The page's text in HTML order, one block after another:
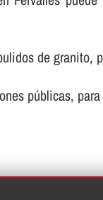
de granito,
públicas,